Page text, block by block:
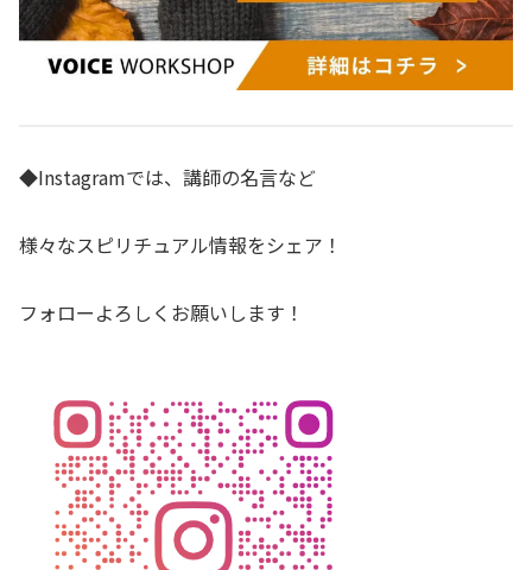
◆Instagramでは、講師の名言など
様々なスピリチュアル情報をシェア！
フォローよろしくお願いします！